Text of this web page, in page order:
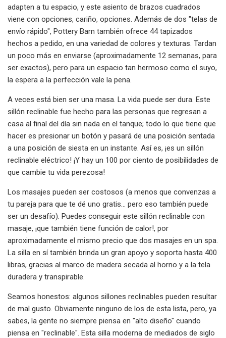
adapten a tu espacio, y este asiento de brazos cuadrados
viene con opciones, cariño, opciones. Además de dos "telas de
envío rápido", Pottery Barn también ofrece 44 tapizados
hechos a pedido, en una variedad de colores y texturas. Tardan
un poco más en enviarse (aproximadamente 12 semanas, para
ser exactos), pero para un espacio tan hermoso como el suyo,
la espera a la perfección vale la pena.
A veces está bien ser una masa. La vida puede ser dura. Este
sillón reclinable fue hecho para las personas que regresan a
casa al final del día sin nada en el tanque; todo lo que tiene que
hacer es presionar un botón y pasará de una posición sentada
a una posición de siesta en un instante. Así es, ¡es un sillón
reclinable eléctrico! ¡Y hay un 100 por ciento de posibilidades de
que cambie tu vida perezosa!
Los masajes pueden ser costosos (a menos que convenzas a
tu pareja para que te dé uno gratis... pero eso también puede
ser un desafío). Puedes conseguir este sillón reclinable con
masaje, ¡que también tiene función de calor!, por
aproximadamente el mismo precio que dos masajes en un spa.
La silla en sí también brinda un gran apoyo y soporta hasta 400
libras, gracias al marco de madera secada al horno y a la tela
duradera y transpirable.
Seamos honestos: algunos sillones reclinables pueden resultar
de mal gusto. Obviamente ninguno de los de esta lista, pero, ya
sabes, la gente no siempre piensa en "alto diseño" cuando
piensa en "reclinable". Esta silla moderna de mediados de siglo